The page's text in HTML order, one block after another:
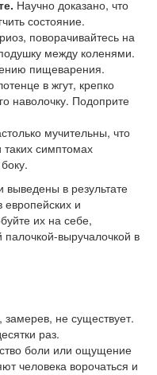
Научно доказано, что
состояние.
поворачивайтесь на
между коленями.
пищеварения.
в жгут, крепко
наволочку. Подоприте
мучительны, что
симптомах
в результате
европейских и
их на себе,
выручалочкой в
не существует.
раз.
боли или ощущение
человека ворочаться и